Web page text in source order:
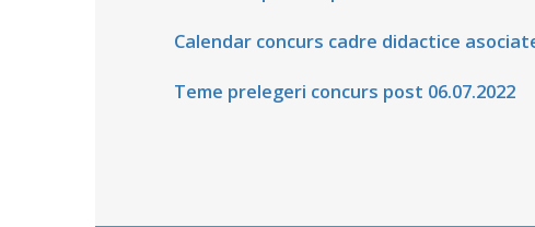
Calendar concurs cadre didactice
Teme prelegeri concurs post 06.07.2022